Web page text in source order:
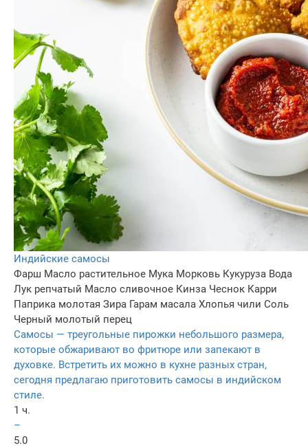
Индийские самосы
Фарш Масло растительное Мука Морковь Кукуруза Вода
Лук репчатый Масло сливочное Кинза Чеснок Карри
Паприка молотая Зира Гарам масала Хлопья чили Соль
Черный молотый перец
Самосы — треугольные пирожки небольшого размера,
которые обжаривают во фритюре или запекают в
духовке. Встретить их можно в кухне разных стран,
сегодня предлагаю приготовить самосы в индийском
стиле.
1 ч.
–
5.0